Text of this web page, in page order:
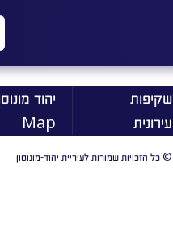
שקיפות
עירונית
Map
© כל הזכויות שמורות לעיריית יהוד-מונוסון